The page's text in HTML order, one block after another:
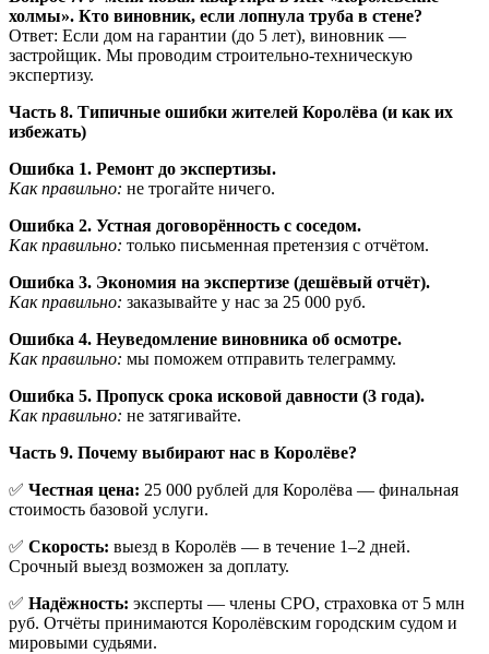
холмы». Кто виновник, если лопнула труба в стене?
Ответ: Если дом на гарантии (до 5 лет), виновник —
застройщик. Мы проводим строительно-техническую
экспертизу.
Часть 8. Типичные ошибки жителей Королёва (и как их
избежать)
Ошибка 1. Ремонт до экспертизы.
Как правильно: не трогайте ничего.
Ошибка 2. Устная договорённость с соседом.
Как правильно: только письменная претензия с отчётом.
Ошибка 3. Экономия на экспертизе (дешёвый отчёт).
Как правильно: заказывайте у нас за 25 000 руб.
Ошибка 4. Неуведомление виновника об осмотре.
Как правильно: мы поможем отправить телеграмму.
Ошибка 5. Пропуск срока исковой давности (3 года).
Как правильно: не затягивайте.
Часть 9. Почему выбирают нас в Королёве?
✅ Честная цена: 25 000 рублей для Королёва — финальная
стоимость базовой услуги.
✅ Скорость: выезд в Королёв — в течение 1–2 дней.
Срочный выезд возможен за доплату.
✅ Надёжность: эксперты — члены СРО, страховка от 5 млн
руб. Отчёты принимаются Королёвским городским судом и
мировыми судьями.